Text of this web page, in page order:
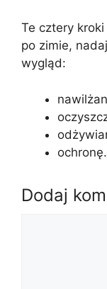
Te cztery
po zimie,
wygląd:
ochronę.
Dodaj